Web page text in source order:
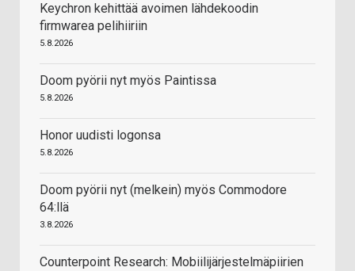
Keychron kehittää avoimen lähdekoodin
firmwarea pelihiiriin
5.8.2026
Doom pyörii nyt myös Paintissa
5.8.2026
Honor uudisti logonsa
5.8.2026
Doom pyörii nyt (melkein) myös Commodore
64:llä
3.8.2026
Counterpoint Research: Mobiilijärjestelmäpiirien